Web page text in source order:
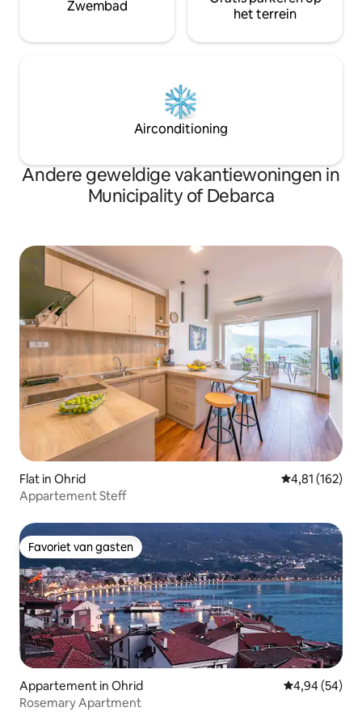
Zwembad
het terrein
Airconditioning
Andere geweldige vakantiewoningen in
Municipality of Debarca
Flat in Ohrid Gemiddelde
4,81 (162)
Appartement Steff
Favoriet van gasten
Favoriet van gasten
Appartement in Ohrid Gemiddelde
4,94 (54)
Rosemary Apartment